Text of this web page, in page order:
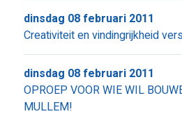
Creativiteit en vindingrijkheid
dinsdag 08 februari 2011
OPROEP VOOR WIE WIL
MULLEM!
dinsdag 08 februari 2011